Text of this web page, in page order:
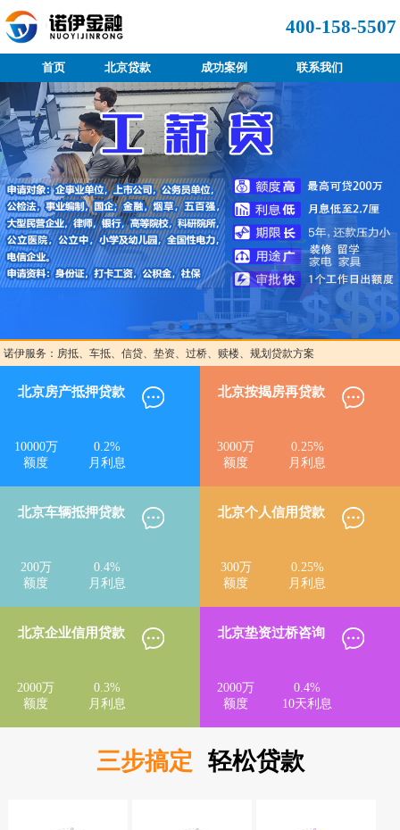
400-158-5507
首页 北京贷款 成功案例 联系我们
诺伊服务：房抵、车抵、信贷、垫资、过桥、赎楼、规划贷款方案
北京房产抵押贷款
10000万
额度
0.2%
月利息
北京按揭房再贷款
3000万
额度
0.25%
月利息
北京车辆抵押贷款
200万
额度
0.4%
月利息
北京个人信用贷款
300万
额度
0.25%
月利息
北京企业信用贷款
2000万
额度
0.3%
月利息
北京垫资过桥咨询
2000万
额度
0.4%
10天利息
三步搞定 轻松贷款